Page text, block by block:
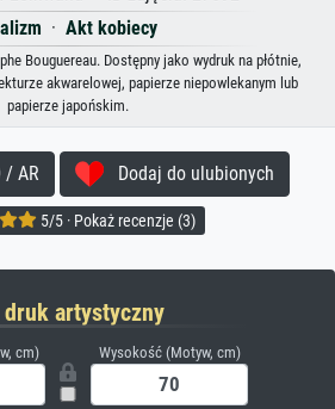
· Akt kobiecy
Bouguereau. Dostępny jako wydruk na płótnie,
akwarelowej, papierze niepowlekanym lub
papierze japońskim.
/ AR Dodaj do ulubionych
5/5 · Pokaż recenzje (3)
artystyczny
cm) Wysokość (Motyw, cm)